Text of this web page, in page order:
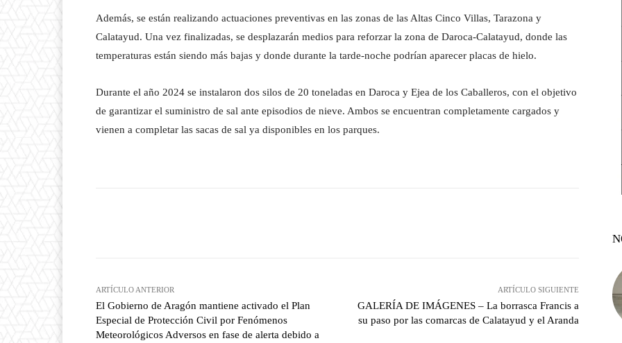
Además, se están realizando actuaciones preventivas en las zonas de las Altas Cinco Villas, Tarazona y
Calatayud. Una vez finalizadas, se desplazarán medios para reforzar la zona de Daroca-Calatayud, donde las
temperaturas están siendo más bajas y donde durante la tarde-noche podrían aparecer placas de hielo.
Durante el año 2024 se instalaron dos silos de 20 toneladas en Daroca y Ejea de los Caballeros, con el objetivo
de garantizar el suministro de sal ante episodios de nieve. Ambos se encuentran completamente cargados y
vienen a completar las sacas de sal ya disponibles en los parques.
ARTÍCULO ANTERIOR
El Gobierno de Aragón mantiene activado el Plan
Especial de Protección Civil por Fenómenos
Meteorológicos Adversos en fase de alerta debido a
ARTÍCULO SIGUIENTE
GALERÍA DE IMÁGENES – La borrasca Francis a
su paso por las comarcas de Calatayud y el Aranda